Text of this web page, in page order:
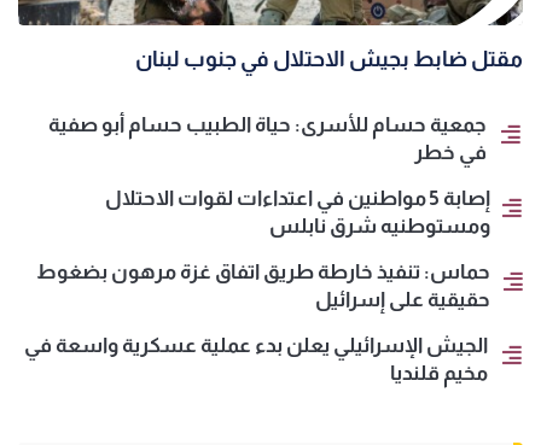
مقتل ضابط بجيش الاحتلال في جنوب لبنان
جمعية حسام للأسرى: حياة الطبيب حسام أبو صفية
في خطر
إصابة 5 مواطنين في اعتداءات لقوات الاحتلال
ومستوطنيه شرق نابلس
حماس: تنفيذ خارطة طريق اتفاق غزة مرهون بضغوط
حقيقية على إسرائيل
الجيش الإسرائيلي يعلن بدء عملية عسكرية واسعة في
مخيم قلنديا